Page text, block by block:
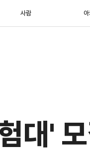
사람
대'